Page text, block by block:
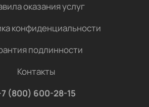
оказания услуг
конфиденциальности
подлинности
Контакты
(800) 600-28-15